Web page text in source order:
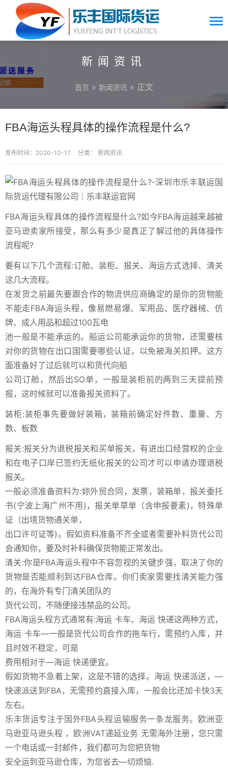
新闻资讯
首页 » 新闻资讯 » 正文
FBA海运头程具体的操作流程是什么?
发布时间：2020-10-17 分类： 新闻资讯
FBA海运头程具体的操作流程是什么?如今FBA海运越来越被
亚马逊卖家所接受，那么有多少是真正了解过他的具体操作
流程呢?
要有以下几个流程:订舱、装柜、报关、海运方式选择、清关
这几大流程。
在发货之前最先要跟合作的物流供应商确定的是你的货物能
不能走FBA海运头程，像易燃易爆、军用品、医疗器械、仿
牌、成人用品和超过100瓦电
池一般是不能承运的。船运公司能承运你的货物，还需要核
对你的货物在出口国需要哪些认证，以免被海关扣押。这方
面准备好了过后就可以和货代向船
公司订舱，然后出SO单，一般是装柜前的两到三天提前预
报，这时候就可以准备报关资料了。
装柜:装柜事先要做好装箱，装箱前确定好件数、重量、方
数、板数
报关:报关分为退税报关和买单报关，有进出口经营权的企业
和在电子口岸已签约无纸化报关的公司才可以申请办理退税
报关。
一般必须准备资料为:妳外贸合同，发票，装箱单，报关委托
书(宁波上海广州不用)，报关单草单（含申报要素)，特殊单
证（出境货物通关单，
出口许可证等)。假如资料准备不齐全或者需要补料货代公司
会通知你，要及时补料确保货物能正常发出。
清关:你是FBA海运头程中不容忽视的关键步强，取决了你的
货物是否能顺利到达FBA仓库。你们卖家需要找清关能力强
的，在海外有专门清关团队的
货代公司，不随便接违禁品的公司。
FBA海运头程方式通常有:海运 卡车、海运 快递这两种方式，
海运 卡车―一般是货代公司合作的拖车行，需预约入库，并
且时效不稳定，可是
费用相对于―海运 快递便宜。
假如货物不急着上架，这是不错的选择。海运 快递派送，―
快递派送到FBA，无需预约直接入库，一般会比还加卡快3天
左右。
乐丰货运专注于国外FBA头程运输服务一条龙服务。欧洲亚
马逊亚马逊头程 ，欧洲VAT递延业务 无需海外注册，您只需
一个电话或一封邮件，我们都可为您把货物
安全运到亚马逊仓库，为您省去—切烦恼.